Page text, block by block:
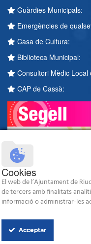
Guàrdies Municipals:
Emergències de
Casa de Cultura:
Biblioteca Municipal:
Consultori Mèdic Local
CAP de Cassà:
Cookies
El web de l’Ajuntament de
de tercers amb finalitats
informació o administrar-les
Acceptar